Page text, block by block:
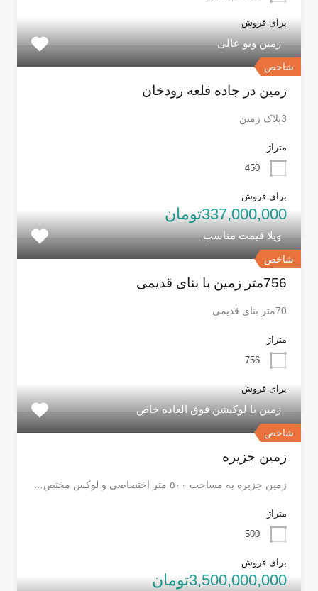
برای فروش
شاخص
زمین ویو عالی
زمین در جاده قلعه رودخان
3پلاک زمین
متراژ
450
برای فروش
337,000,000تومان
شاخص
ویلا قیمت مناسب
756متر زمین با بنای قدیمی
70متر بنای قدیمی
متراژ
756
برای فروش
شاخص
زمین با لوکیشن فوق العاده خاص
زمین جزیره
زمین جزیره به مساحت ۵۰۰ متر اختصاصی و لوکس مختص…
متراژ
500
برای فروش
3,500,000,000تومان